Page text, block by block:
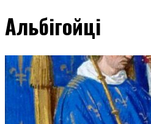
Альбігойці